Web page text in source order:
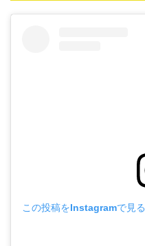
この投稿をInstagramで見る